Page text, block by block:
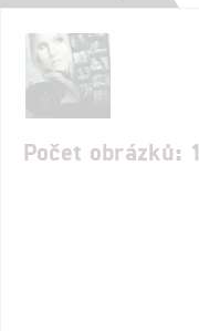
Počet obrázků: 1